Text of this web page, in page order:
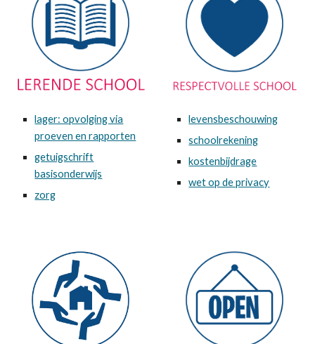
lager: opvolging via
proeven en rapporten
getuigschrift
basisonderwijs
zorg
levensbeschouwing
schoolrekening
kostenbijdrage
wet op de privacy